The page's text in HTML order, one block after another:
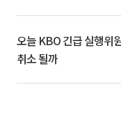
오늘 KBO 긴급 실행위
취소 될까